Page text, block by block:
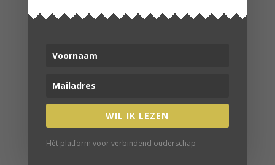
Mijn reis naar binnen | Anna Myrte Korteweg
Wat baby's nodig hebben | Melanie Visscher
Mama'en | Nina Pierson
WIL IK LEZEN
Hét platform voor verbindend ouderschap